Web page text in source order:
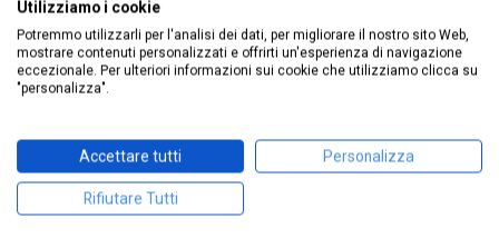
Stilo_S Ø 34,5 cm è una plafoniera da interno dal
design minimale e contemporaneo. Il corpo è in
alluminio verniciato texturizzato disponibile nelle
polimetilmetacrilato satinato che assicura
un’emissione morbida e omogenea.
LED 15W CRI 90 1504 lm in 3000K e 1583 lm in
Utilizziamo i cookie
Potremmo utilizzarli per l'analisi dei dati, per migliorare il nostro sito Web,
mostrare contenuti personalizzati e offrirti un'esperienza di navigazione
eccezionale. Per ulteriori informazioni sui cookie che utilizziamo clicca su
"personalizza".
Accettare tutti Personalizza
Rifiutare Tutti